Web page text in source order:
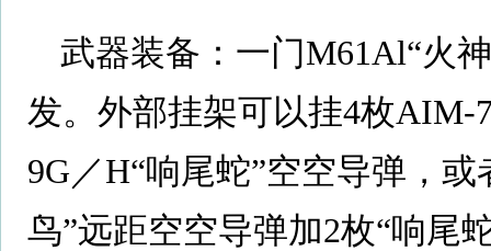
武器装备：一门M61Al“火
发。外部挂架可以挂4枚AIM-
9G／H“响尾蛇”空空导弹，
鸟”远距空空导弹加2枚“响尾